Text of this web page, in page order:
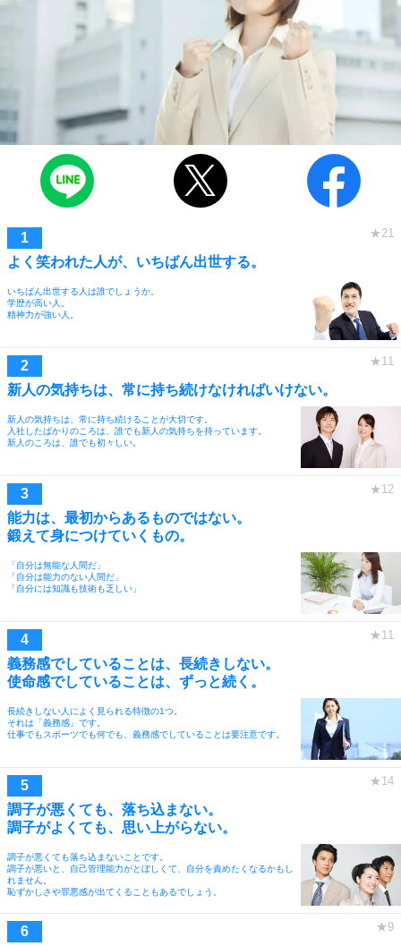
よく笑われた人が、いちばん出世する。
いちばん出世する人は誰でしょうか。
学歴が高い人。
精神力が強い人。
新人の気持ちは、常に持ち続けなければいけない。
新人の気持ちは、常に持ち続けることが大切です。
入社したばかりのころは、誰でも新人の気持ちを持っています。
新人のころは、誰でも初々しい。
能力は、最初からあるものではない。
鍛えて身につけていくもの。
「自分は無能な人間だ」
「自分は能力のない人間だ」
「自分には知識も技術も乏しい」
義務感でしていることは、長続きしない。
使命感でしていることは、ずっと続く。
長続きしない人によく見られる特徴の1つ。
それは「義務感」です。
仕事でもスポーツでも何でも、義務感でしていることは要注意です。
調子が悪くても、落ち込まない。
調子がよくても、思い上がらない。
調子が悪くても落ち込まないことです。
調子が悪いと、自己管理能力がとぼしくて、自分を責めたくなるかもし
れません。
恥ずかしさや罪悪感が出てくることもあるでしょう。